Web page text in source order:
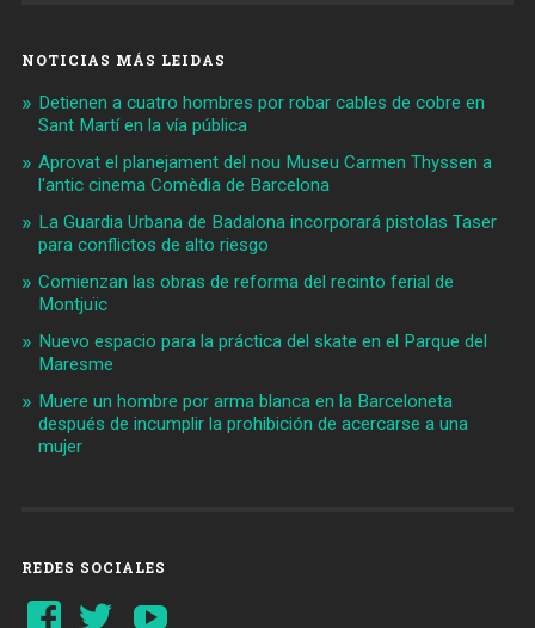
NOTICIAS MÁS LEIDAS
Detienen a cuatro hombres por robar cables de cobre en
Sant Martí en la vía pública
Aprovat el planejament del nou Museu Carmen Thyssen a
l'antic cinema Comèdia de Barcelona
La Guardia Urbana de Badalona incorporará pistolas Taser
para conflictos de alto riesgo
Comienzan las obras de reforma del recinto ferial de
Montjuïc
Nuevo espacio para la práctica del skate en el Parque del
Maresme
Muere un hombre por arma blanca en la Barceloneta
después de incumplir la prohibición de acercarse a una
mujer
REDES SOCIALES
Ver
Ver